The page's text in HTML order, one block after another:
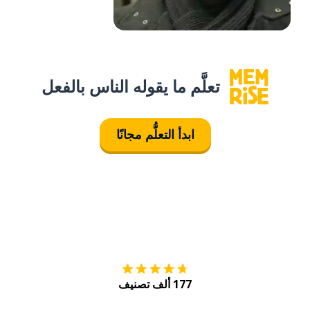
تعلَّم ما يقوله الناس بالفعل
ابدأ التعلُّم مجانًا
177 ألف تصنيف